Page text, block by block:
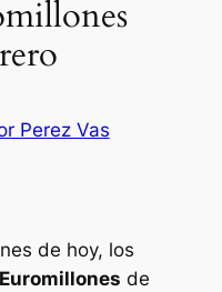
Perez Vas
de hoy, los
Euromillones de